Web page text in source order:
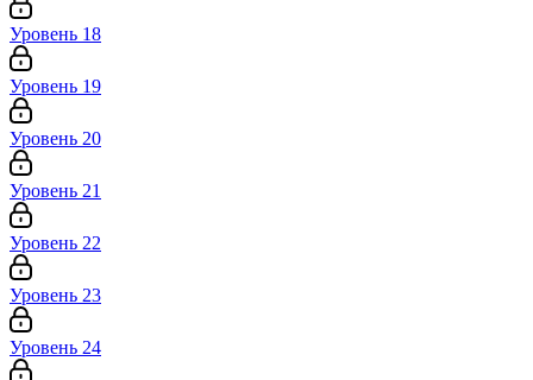
Уровень 18
Уровень 19
Уровень 20
Уровень 21
Уровень 22
Уровень 23
Уровень 24